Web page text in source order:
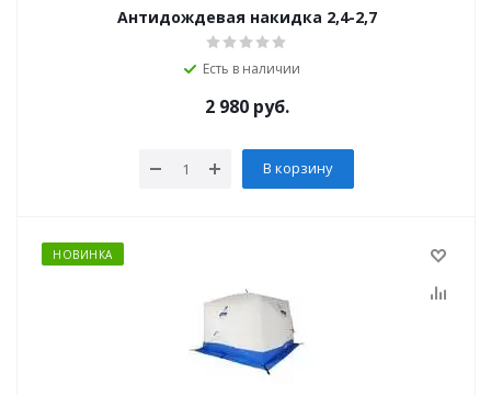
Антидождевая накидка 2,4-2,7
Есть в наличии
2 980руб.
В корзину
НОВИНКА